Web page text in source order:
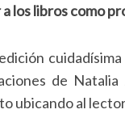
los libros como
de Natalia
ubicando al